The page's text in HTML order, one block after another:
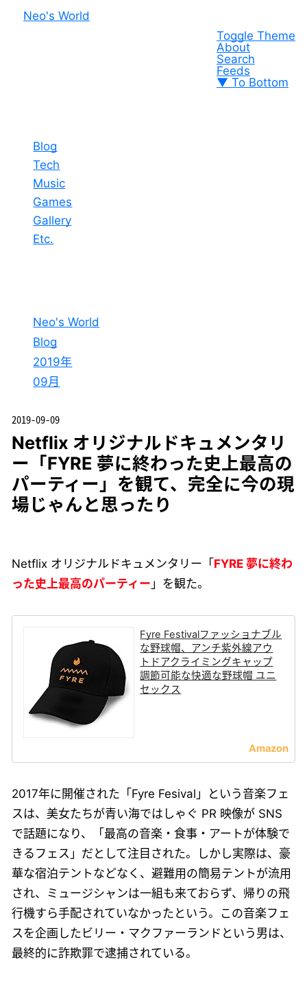
Neo's World
Toggle Theme
About
Search
Feeds
▼ To Bottom
Blog
Tech
Music
Games
Gallery
Etc.
Neo's World
Blog
2019年
09月
2019-09-09
Netflix オリジナルドキュメンタリ
ー「FYRE 夢に終わった史上最高の
パーティー」を観て、完全に今の現
場じゃんと思ったり
Netflix オリジナルドキュメンタリー「FYRE 夢に終わ
った史上最高のパーティー 」を観た。
Fyre Festivalファッショナブル
な野球帽、アンチ紫外線アウ
トドアクライミングキャップ
調節可能な快適な野球帽 ユニ
セックス
2017年に開催された「Fyre Fesival」という音楽フェ
スは、美女たちが青い海ではしゃぐ PR 映像が SNS
で話題になり、「最高の音楽・食事・アートが体験で
きるフェス」だとして注目された。しかし実際は、豪
華な宿泊テントなどなく、避難用の簡易テントが流用
され、ミュージシャンは一組も来ておらず、帰りの飛
行機すら手配されていなかったという。この音楽フェ
スを企画したビリー・マクファーランドという男は、
最終的に詐欺罪で逮捕されている。